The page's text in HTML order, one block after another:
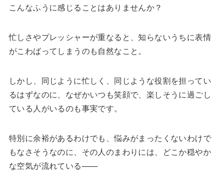
こんなふうに感じることはありませんか？
忙しさやプレッシャーが重なると、知らないうちに表情
がこわばってしまうのも自然なこと。
しかし、同じように忙しく、同じような役割を担ってい
るはずなのに、なぜかいつも笑顔で、楽しそうに過ごし
ている人がいるのも事実です。
特別に余裕があるわけでも、悩みがまったくないわけで
もなさそうなのに、その人のまわりには、どこか穏やか
な空気が流れている——